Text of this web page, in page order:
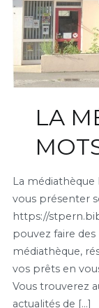
LA
La médiathèque
vous présenter
https://
pouvez faire
médiathèque,
vos prêts en
Vous trouverez
actualités de […]